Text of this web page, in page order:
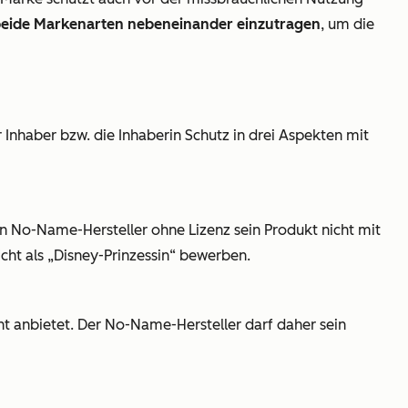
Markenarten nebeneinander einzutragen, um die
bzw. die Inhaberin Schutz in drei Aspekten mit
Name-Hersteller ohne Lizenz sein Produkt nicht mit
als „Disney-Prinzessin“ bewerben.
anbietet. Der No-Name-Hersteller darf daher sein